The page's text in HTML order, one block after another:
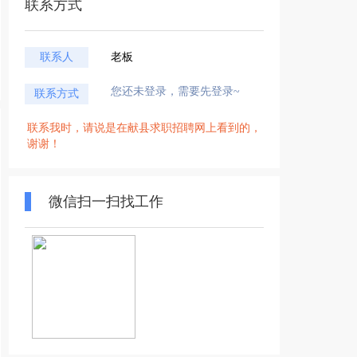
联系方式
联系人 老板
联系方式 您还未登录，需要先登录~
联系我时，请说是在献县求职招聘网上看到的，
谢谢！
微信扫一扫找工作